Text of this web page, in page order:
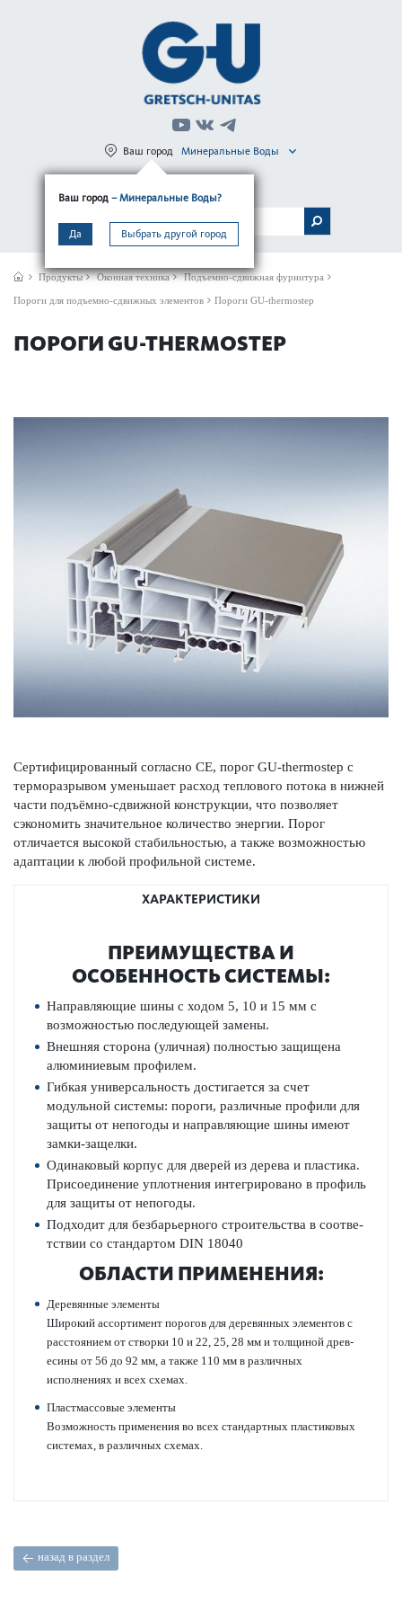
Ваш город – Минеральные Воды?
Да Выбрать другой город
Ваш город Минеральные Воды
МЕНЮ
Продукты Оконная техника Подъемно-сдвижная фурнитура
Пороги для подъемно-сдвижных элементов Пороги GU-ther­mostep
ПОРОГИ GU-THER­MOSTEP
Сертифицированный согласно СЕ, порог GU-thermostep с
терморазрывом уменьшает расход теплового потока в нижней
части подъёмно-сдвижной конструкции, что позволяет
сэкономить значительное количество энергии. Порог
отличается высокой стабильностью, а также возможностью
адаптации к любой профильной системе.
ХАРАКТЕРИСТИКИ
ПРЕИМУЩЕСТВА И
ОСОБЕННОСТЬ СИСТЕМЫ:
Направляющие шины с ходом 5, 10 и 15 мм с
возможно­стью пос­л­едующей замены.
Внешняя сторона (уличная) полно­стью защищена
алюминиевым профилем.
Гибкая унив­ерсальность дос­тигается за счет
модульной сис­темы: пороги, различные профили для
защиты от непо­годы и направляющие шины имеют
замки-защелки.
Одина­ковый корпус для дверей из дерева и пла­стика.
Присо­единение уплотнения интегриро­вано в профиль
для защиты от непо­годы.
Подходит для безба­рьерного строительства в соотв­е­
тствии со стандартом DIN 18040
ОБЛАСТИ ПРИМЕНЕНИЯ:
Дер­евянные элементы
Широкий ассортимент пор­огов для дер­евянных элементов с
расстоянием от створки 10 и 22, 25, 28 мм и толщиной дре­в­
есины от 56 до 92 мм, а также 110 мм в различных
исполнениях и всех схемах.
Пластмассовые элементы
Возможность применения во всех стандартных пла­сти­к­овых
сис­темах, в различных схемах.
назад в раздел